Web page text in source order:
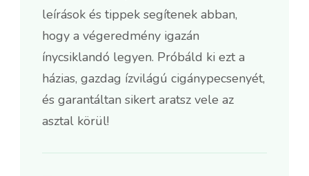
leírások és tippek segítenek abban,
hogy a végeredmény igazán
ínycsiklandó legyen. Próbáld ki ezt a
házias, gazdag ízvilágú cigánypecsenyét,
és garantáltan sikert aratsz vele az
asztal körül!